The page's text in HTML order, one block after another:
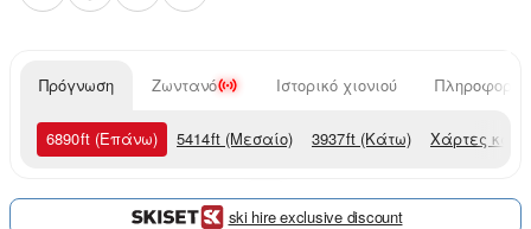
Πρόγνωση Ζωντανό Ιστορικό χιονιού
6890ft (Επάνω) 5414ft (Μεσαίο) 3937ft (Κάτω) Χάρτες
ski hire exclusive discount